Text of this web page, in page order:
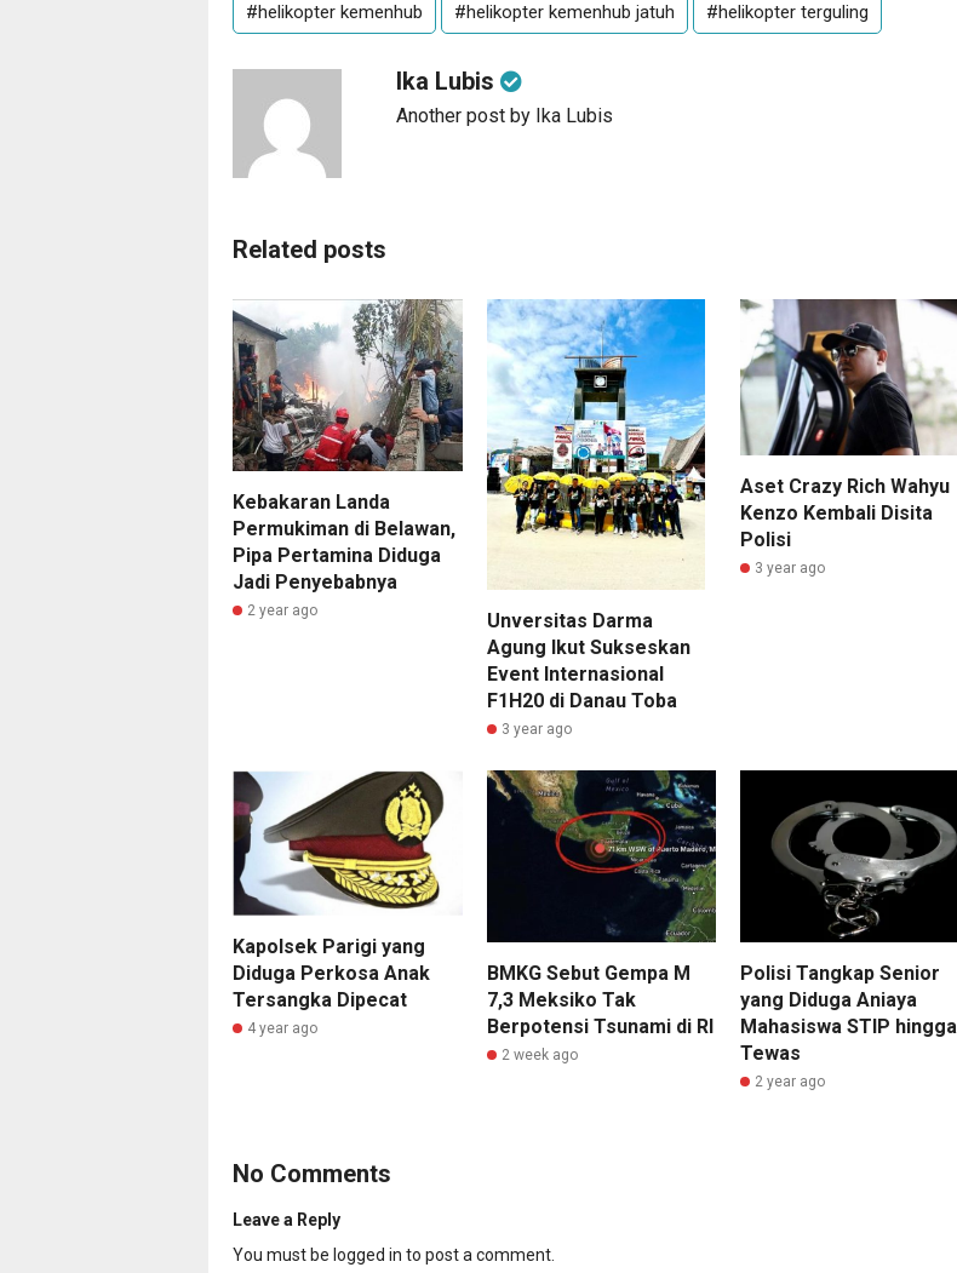
#helikopter kemenhub #helikopter kemenhub jatuh #helikopter terguling
Ika Lubis
Another post by Ika Lubis
Related posts
Kebakaran Landa
Permukiman di Belawan,
Pipa Pertamina Diduga
Jadi Penyebabnya
2 year ago
Unversitas Darma
Agung Ikut Sukseskan
Event Internasional
F1H20 di Danau Toba
3 year ago
Aset Crazy Rich Wahyu
Kenzo Kembali Disita
Polisi
3 year ago
Kapolsek Parigi yang
Diduga Perkosa Anak
Tersangka Dipecat
4 year ago
BMKG Sebut Gempa M
7,3 Meksiko Tak
Berpotensi Tsunami di RI
2 week ago
Polisi Tangkap Senior
yang Diduga Aniaya
Mahasiswa STIP hingga
Tewas
2 year ago
No Comments
Leave a Reply
You must be logged in to post a comment.